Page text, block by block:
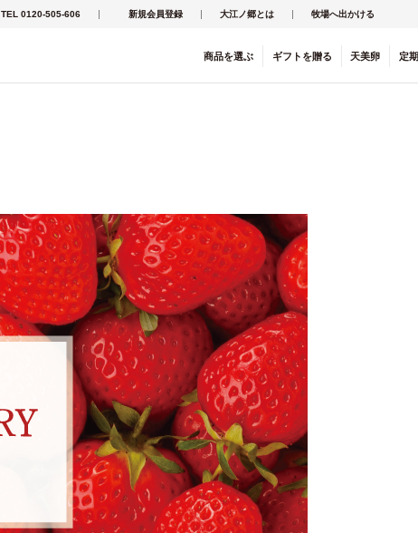
TEL 0120-505-606 新規会員登録 大江ノ郷とは 牧場へ出かける
商品を選ぶ ギフト を贈る 天美卵 定